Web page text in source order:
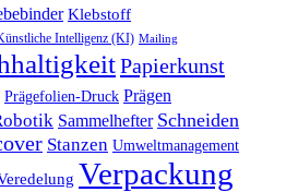
Klebstoff
Intelligenz (KI) Mailing
Papierkunst
Prägefolien-Druck Prägen
Sammelhefter Schneiden
Stanzen Umweltmanagement
Verpackung